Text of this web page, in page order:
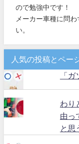
ので勉強中です！
メーカー車種に問
い。
人気の投稿とペー
「
わり
由っ
と思